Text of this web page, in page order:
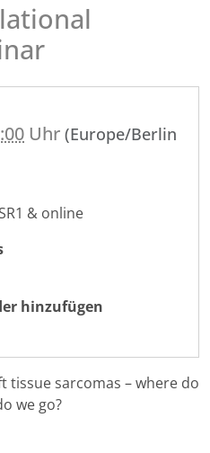
Uhr (Europe/Berlin
& online
hinzufügen
tissue sarcomas – where do
we go?